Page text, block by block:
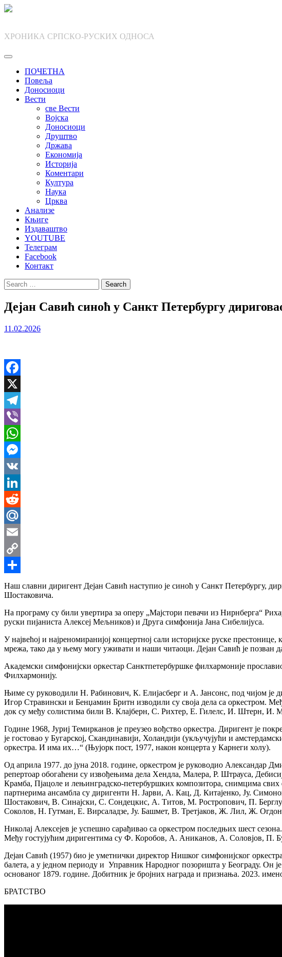
Skip
ХРОНИКА СРПСКО-РУСКИХ ОДНОСА
ПОЧЕТНА
Повеља
Доносиоци
Вести
све Вести
Војска
Доносиоци
Друштво
Држава
Економија
Историја
Коментари
Култура
Наука
Црква
Анализе
Књиге
Издаваштво
YOUTUBE
Телеграм
Facebook
Контакт
Search
for:
Дејан Савић синоћ у Санкт Петербургу
11.02.2026
Facebook
X
Telegram
Viber
WhatsApp
Messenger
VK
LinkedIn
Reddit
Mail.Ru
Email
Copy
Link
Share
Наш славни диригент Дејан Савић наступио је синоћ у Санкт Петербургу,
Шостаковича.
На програму су били увертира за оперу „Мајстори певачи из Нирнберга“
руски пијаниста Алексеј Мељников) и Друга симфонија Јана Сибелијуса.
У највећој и најреномиранијој концертној сали историјске руске
мрежа, тако да у њему могу уживати и наши читаоци. Дејан Савић је позван
Академски симфонијски оркестар Санктпетербуршке филхармоније
Филхармонију.
Њиме су руководили Н. Рабинович, К. Елијасберг и А. Јансонс, под чијом
Игор Стравински и Бенџамин Бритн изводили су своја дела са оркестром.
док су међу солистима били В. Клајберн, С. Рихтер, Е. Гилелс, И. Штерн,
Године 1968, Јуриј Темирканов је преузео вођство оркестра. Диригент је
је гостовао у Бугарској, Скандинавији, Холандији (укључујући и
оркестра. И има их…“ (Њујорк пост, 1977, након концерта у Карнеги холу).
Од априла 1977. до јуна 2018. године, оркестром је руководио Александар
репертоар обогаћени су извођењима дела Хендла, Малера, Р. Штрауса,
Крамба, Пјацоле и лењинградско-петербуршких композитора, снимцима
партнерима ансамбла су диригенти Н. Јарви, А. Кац, Д. Китајенко, Ју.
Шостакович, В. Синајски, С. Сондецкис, А. Титов, М. Ростропович, П.
Соколов, Н. Гутман, Е. Вирсаладзе, Ју. Башмет, В. Третјаков, Ж. Лил, Ж.
Николај Алексејев је успешно сарађивао са оркестром последњих шест
Међу гостујућим диригентима су Ф. Коробов, А. Аниканов, А. Соловјов, П.
Дејан Савић (1957) био је уметнички директор Нишког симфонијског
балета, а у једном периоду и Управник Народног позоришта у Београду. Он
основаног 1879. године. Добитник је бројних награда и признања. 2023.
БРАТСТВО